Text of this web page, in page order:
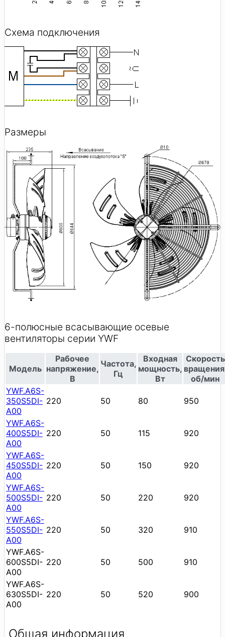
Схема подключения
Размеры
6-полюсные всасывающие осевые
вентиляторы серии YWF
Модель
Рабочее
напряжение,
В
Частота,
Гц
Входная
мощность,
Вт
Скорость
об/мин
YWF.A6S-
350S5DI-
A00
220 50 80 950
YWF.A6S-
400S5DI-
A00
220 50 115 920
YWF.A6S-
450S5DI-
A00
220 50 150 920
YWF.A6S-
500S5DI-
A00
220 50 220 920
YWF.A6S-
550S5DI-
A00
220 50 320 910
YWF.A6S-
600S5DI-
A00
220 50 500 910
YWF.A6S-
630S5DI-
A00
220 50 520 900